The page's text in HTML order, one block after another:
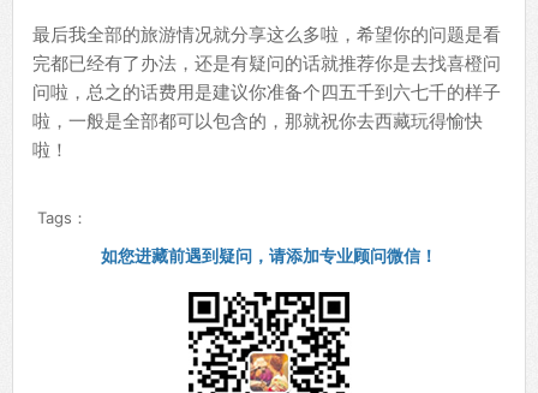
最后我全部的旅游情况就分享这么多啦，希望你的问题是看
完都已经有了办法，还是有疑问的话就推荐你是去找喜橙问
问啦，总之的话费用是建议你准备个四五千到六七千的样子
啦，一般是全部都可以包含的，那就祝你去西藏玩得愉快
啦！
Tags：
如您进藏前遇到疑问，请添加专业顾问微信！